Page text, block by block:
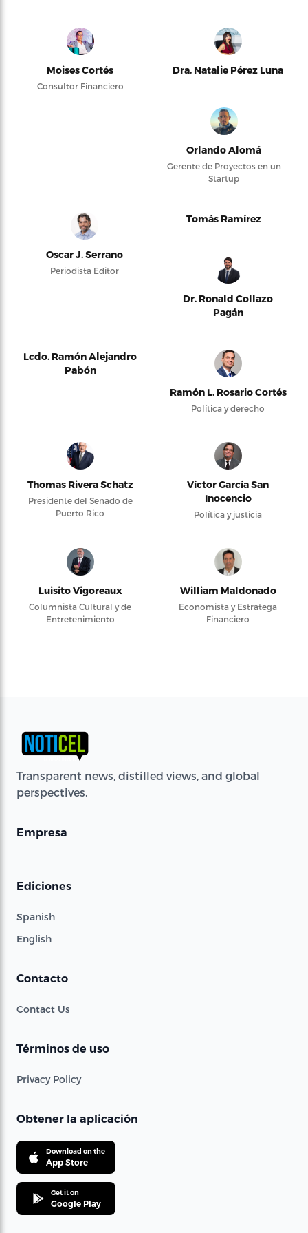
Moises Cortés
Consultor Financiero
Dra. Natalie Pérez Luna
Orlando Alomá
Gerente de Proyectos en un
Startup
Oscar J. Serrano
Periodista Editor
Tomás Ramírez
Dr. Ronald Collazo
Pagán
Lcdo. Ramón Alejandro
Pabón
Ramón L. Rosario Cortés
Política y derecho
Thomas Rivera Schatz
Presidente del Senado de
Puerto Rico
Víctor García San
Inocencio
Política y justicia
Luisito Vigoreaux
Columnista Cultural y de
Entretenimiento
William Maldonado
Economista y Estratega
Financiero
Transparent news, distilled views, and global
perspectives.
Empresa
Ediciones
Spanish
English
Contacto
Contact Us
Términos de uso
Privacy Policy
Obtener la aplicación
Download on the
App Store
Get it on
Google Play